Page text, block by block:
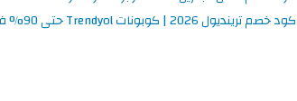
كود خصم ترينديول 2026 | كوبونات Trendyol حتى 90% فعالة اليوم